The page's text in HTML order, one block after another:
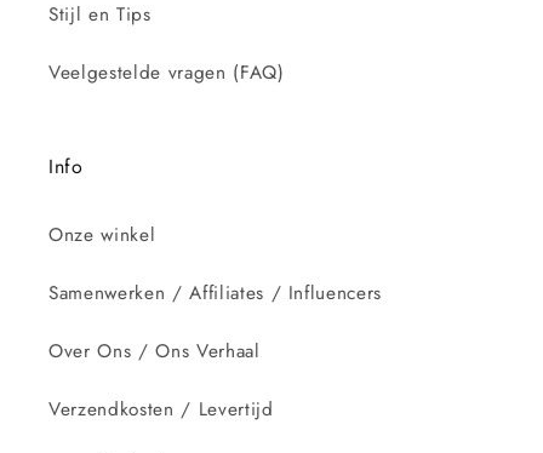
Stijl en Tips
Veelgestelde vragen (FAQ)
Info
Onze winkel
Samenwerken / Affiliates / Influencers
Over Ons / Ons Verhaal
Verzendkosten / Levertijd